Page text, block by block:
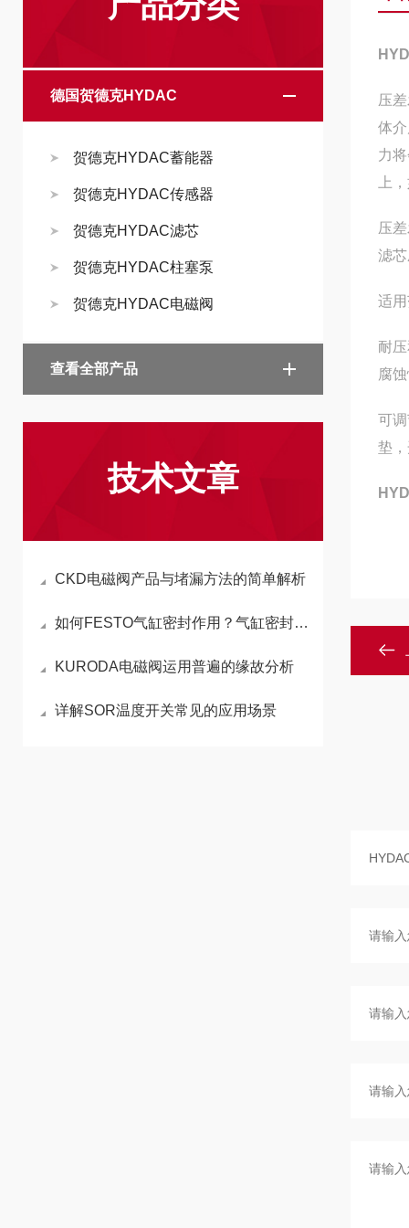
德国贺德克HYDAC
贺德克HYDAC蓄能器
贺德克HYDAC传感器
贺德克HYDAC滤芯
贺德克HYDAC柱塞泵
贺德克HYDAC电磁阀
查看全部产品
技术文章
CKD电磁阀产品与堵漏方法的简单解析
如何FESTO气缸密封作用？气缸密封测试
KURODA电磁阀运用普遍的缘故分析
详解SOR温度开关常见的应用场景
压
体
力
上
压
滤
适
耐
腐
可
垫